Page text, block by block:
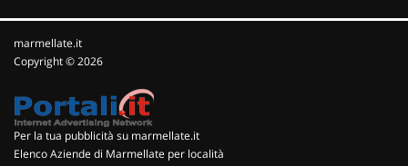
marmellate.it
Copyright © 2026
Per la tua pubblicità su marmellate.it
Elenco Aziende di Marmellate per località